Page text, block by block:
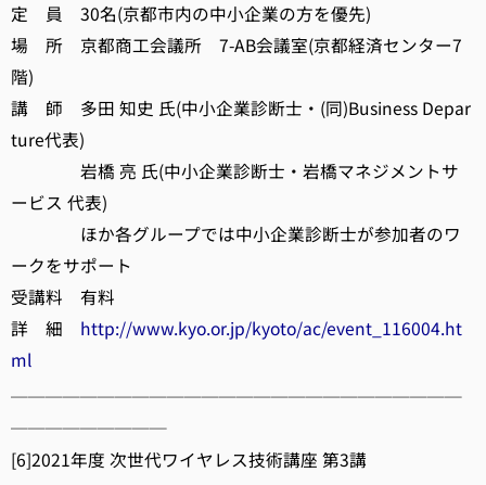
定 員 30名(京都市内の中小企業の方を優先)
場 所 京都商工会議所 7-AB会議室(京都経済センター7
階)
講 師 多田 知史 氏(中小企業診断士・(同)Business Depar
ture代表)
岩橋 亮 氏(中小企業診断士・岩橋マネジメントサ
ービス 代表)
ほか各グループでは中小企業診断士が参加者のワ
ークをサポート
受講料 有料
詳 細 http://www.kyo.or.jp/kyoto/ac/event_116004.ht
ml
──────────────────────────
─────────
[6]2021年度 次世代ワイヤレス技術講座 第3講